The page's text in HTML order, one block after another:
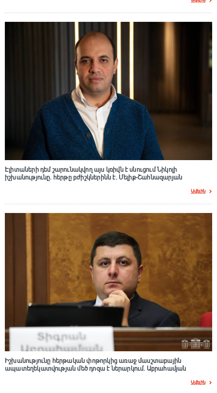
Էլիտաների դեմ շարունակվող այս կռիվն է սնուցում Նիկոլի
իշխանությունը. հերթը բժիշկներինն է. Մելիք-Շահնազարյան
Ավելին
Իշխանությունը հերթական փոթորկից առաջ մասշտաբային
ապատեղեկատվության մեծ դnզա է ներարկում․ Աբրահամյան
Ավելին